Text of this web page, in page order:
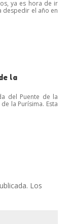
ya es hora de ir
despedir el año en
la
del Puente de la
la Purísima. Esta
Los